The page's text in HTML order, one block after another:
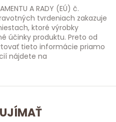
A RADY (EÚ) č.
tvrdeniach zakazuje
ktoré výrobky
účinky produktu. Preto od
tieto informácie priamo
nájdete na